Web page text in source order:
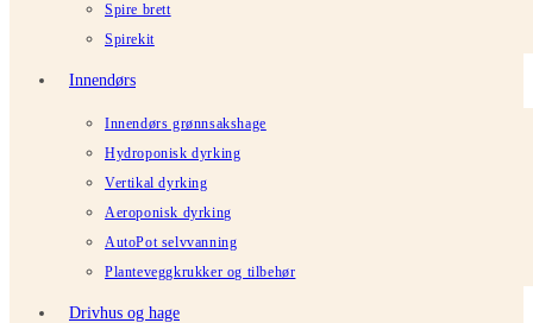
Spire brett
Spirekit
Innendørs
Innendørs grønnsakshage
Hydroponisk dyrking
Vertikal dyrking
Aeroponisk dyrking
AutoPot selvvanning
Planteveggkrukker og tilbehør
Drivhus og hage